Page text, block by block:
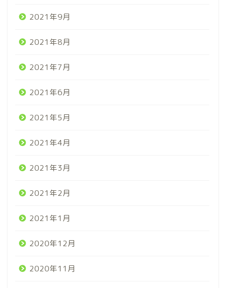
2021年9月
2021年8月
2021年7月
2021年6月
2021年5月
2021年4月
2021年3月
2021年2月
2021年1月
2020年12月
2020年11月